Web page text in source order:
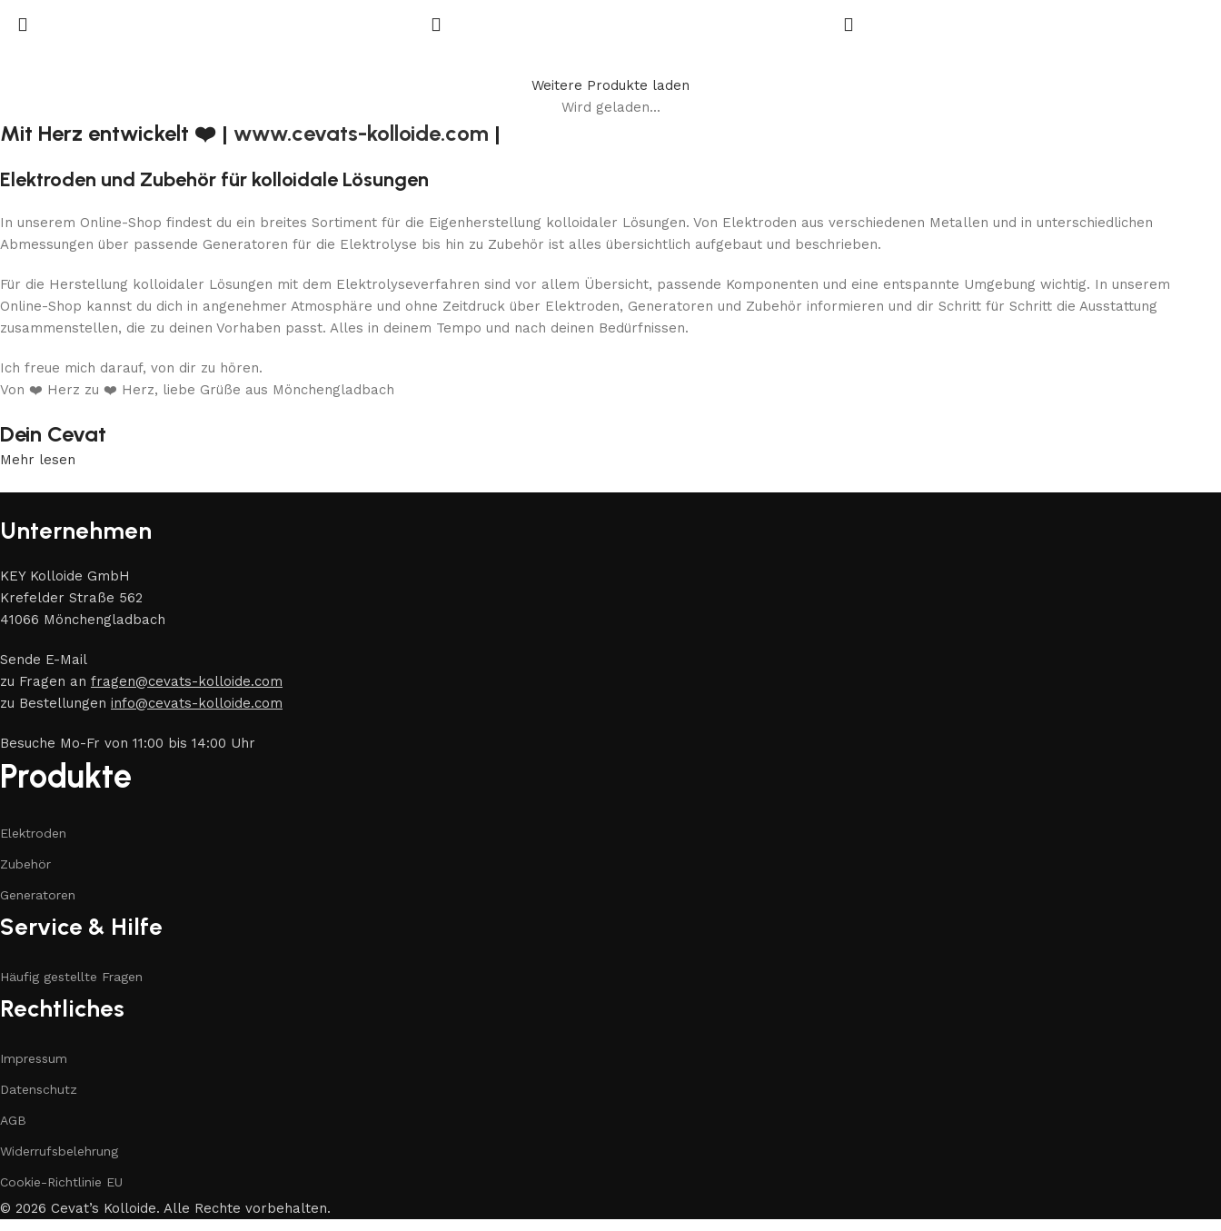
Weitere Produkte laden
Wird geladen...
Mit Herz entwickelt ❤️ | www.cevats-kolloide.com |
Elektroden und Zubehör für kolloidale Lösungen
In unserem Online-Shop findest du ein breites Sortiment für die Eigenherstellung kolloidaler Lösungen. Von Elektroden aus verschiedenen Metallen und in unterschiedlichen
Abmessungen über passende Generatoren für die Elektrolyse bis hin zu Zubehör ist alles übersichtlich aufgebaut und beschrieben.
Für die Herstellung kolloidaler Lösungen mit dem Elektrolyseverfahren sind vor allem Übersicht, passende Komponenten und eine entspannte Umgebung wichtig. In unserem
Online-Shop kannst du dich in angenehmer Atmosphäre und ohne Zeitdruck über Elektroden, Generatoren und Zubehör informieren und dir Schritt für Schritt die Ausstattung
zusammenstellen, die zu deinen Vorhaben passt. Alles in deinem Tempo und nach deinen Bedürfnissen.
Ich freue mich darauf, von dir zu hören.
Von ❤️ Herz zu ❤️ Herz, liebe Grüße aus Mönchengladbach
Dein Cevat
Mehr lesen
Unternehmen
KEY Kolloide GmbH
Krefelder Straße 562
41066 Mönchengladbach
Sende E-Mail
zu Fragen an fragen@cevats-kolloide.com
zu Bestellungen info@cevats-kolloide.com
Besuche Mo-Fr von 11:00 bis 14:00 Uhr
Produkte
Elektroden
Zubehör
Generatoren
Service & Hilfe
Häufig gestellte Fragen
Rechtliches
Impressum
Datenschutz
AGB
Widerrufsbelehrung
Cookie-Richtlinie EU
© 2026 Cevat’s Kolloide. Alle Rechte vorbehalten.